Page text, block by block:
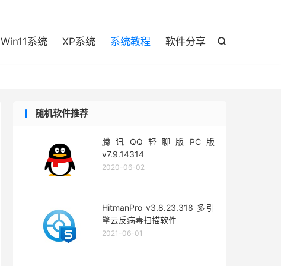

Win11系统 XP系统 系统教程 软件分享
随机软件推荐
腾讯QQ轻聊版PC版
v7.9.14314
2020-06-02
HitmanPro v3.8.23.318 多引
擎云反病毒扫描软件
2021-06-01